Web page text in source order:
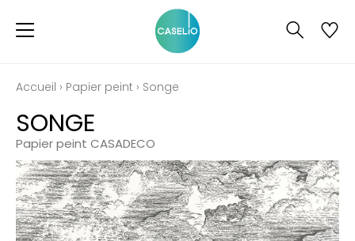
Accueil › Papier peint › Songe
SONGE
Papier peint CASADECO